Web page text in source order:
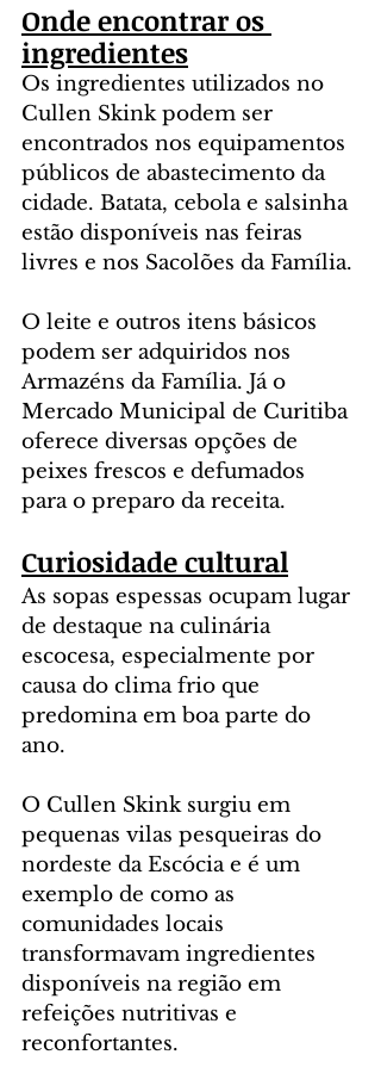
Onde encontrar os
ingredientes
Os ingredientes utilizados no
Cullen Skink podem ser
encontrados nos equipamentos
públicos de abastecimento da
cidade. Batata, cebola e salsinha
estão disponíveis nas feiras
livres e nos Sacolões da Família.
O leite e outros itens básicos
podem ser adquiridos nos
Armazéns da Família. Já o
Mercado Municipal de Curitiba
oferece diversas opções de
peixes frescos e defumados
para o preparo da receita.
Curiosidade cultural
As sopas espessas ocupam lugar
de destaque na culinária
escocesa, especialmente por
causa do clima frio que
predomina em boa parte do
ano.
O Cullen Skink surgiu em
pequenas vilas pesqueiras do
nordeste da Escócia e é um
exemplo de como as
comunidades locais
transformavam ingredientes
disponíveis na região em
refeições nutritivas e
reconfortantes.